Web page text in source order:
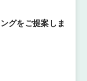
グをご提案しま